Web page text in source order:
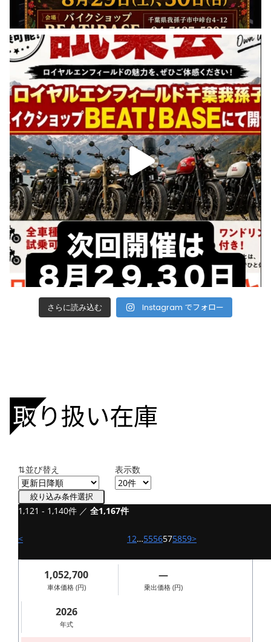
さらに読み込む Instagram でフォロー
取り扱い在庫
⇅並び替え 表示数
絞り込み条件選択
1,121 - 1,140件 ／ 全1,167件
< 1 2…5556575859>
カワサキ ZX-25RR
1,052,700
車体価格 (円)
―
乗出価格 (円)
2026
年式